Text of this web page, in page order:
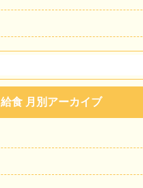
給食 月別アーカイブ